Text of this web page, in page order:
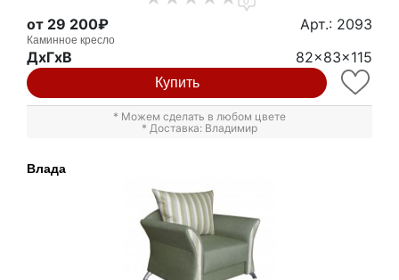
от 29 200₽ Арт.: 2093
Каминное кресло
ДxГxВ 82x83x115
Купить
* Можем сделать в любом цвете
* Доставка: Владимир
Влада